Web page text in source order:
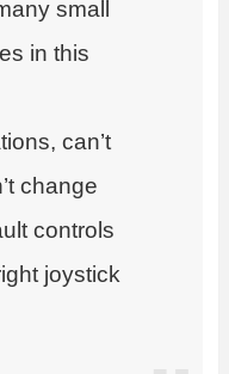
small
in this
can’t
change
controls
joystick